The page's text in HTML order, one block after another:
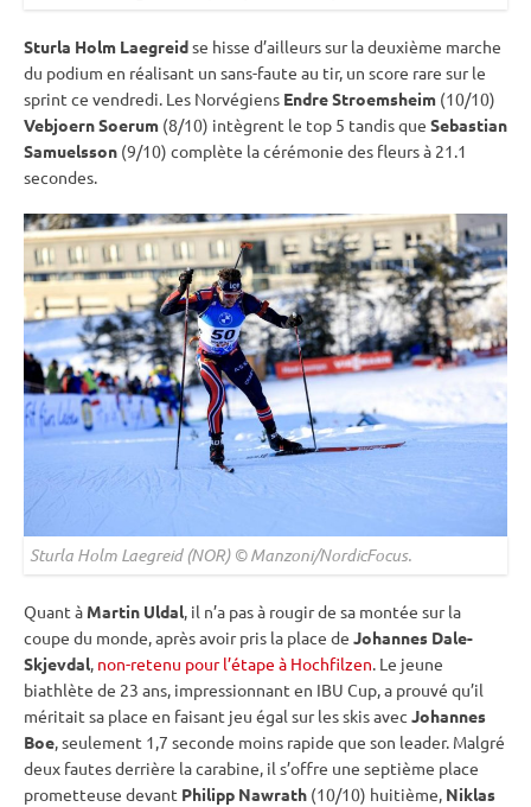
Sturla Holm Laegreidse hisse d’ailleurs sur la deuxième marche
du podium en réalisant un sans-faute au tir, un score rare sur le
sprint ce vendredi. Les Norvégiens Endre Stroemsheim (10/10)
Vebjoern Soerum (8/10) intègrent le top 5 tandis que Sebastian
Samuelsson (9/10) complète la cérémonie des fleurs à 21.1
secondes.
Sturla Holm Laegreid (NOR) © Manzoni/NordicFocus.
Quant à Martin Uldal, il n’a pas à rougir de sa montée sur la
coupe du monde, après avoir pris la place de Johannes Dale-
Skjevdal, non-retenu pour l’étape à Hochfilzen. Le jeune
biathlète de 23 ans, impressionnant en IBU Cup, a prouvé qu’il
méritait sa place en faisant jeu égal sur les skis avec Johannes
Boe, seulement 1,7 seconde moins rapide que son leader. Malgré
deux fautes derrière lacarabine, il s’offre une septième place
prometteuse devant Philipp Nawrath (10/10) huitième, Niklas